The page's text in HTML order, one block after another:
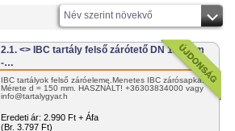
Név szerint növekvő
2.1. <> IBC tartály felső zárótető DN 150 mm
-…
IBC tartályok felső záróeleme.Menetes IBC zárósapka.
Mérete d = 150 mm. HASZNÁLT! +36303834000 vagy
info@tartalygyar.h
Eredeti ár: 2.990 Ft + Áfa
(Br. 3.797 Ft)